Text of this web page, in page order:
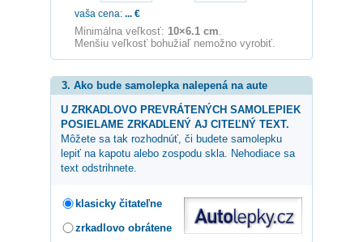
vaša cena: ... €
Minimálna veľkosť: 10×6.1 cm
Menšiu veľkosť bohužiaľ nemožno vyrobiť.
3. Ako bude samolepka nalepená na aute
U ZRKADLOVO PREVRÁTENÝCH SAMOLEPIEK
POSIELAME ZRKADLENÝ AJ CITEĽNÝ TEXT.
Môžete sa tak rozhodnúť, či budete samolepku
lepiť na kapotu alebo zospodu skla. Nehodiace sa
text odstrihnete.
klasicky čitateľne
zrkadlovo obrátene